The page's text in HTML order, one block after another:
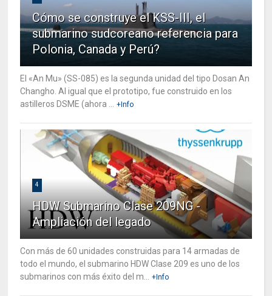
Cómo se construye el KSS-III, el
submarino sudcoreano referencia para
Polonia, Canada y Perú?
El «An Mu» (SS-085) es la segunda unidad del tipo Dosan An
Changho. Al igual que el prototipo, fue construido en los
astilleros DSME (ahora ...
+Info
4
HDW Submarino Clase 209NG -
Ampliación del legado
Con más de 60 unidades construidas para 14 armadas de
todo el mundo, el submarino HDW Clase 209 es uno de los
submarinos con más éxito del m...
+Info